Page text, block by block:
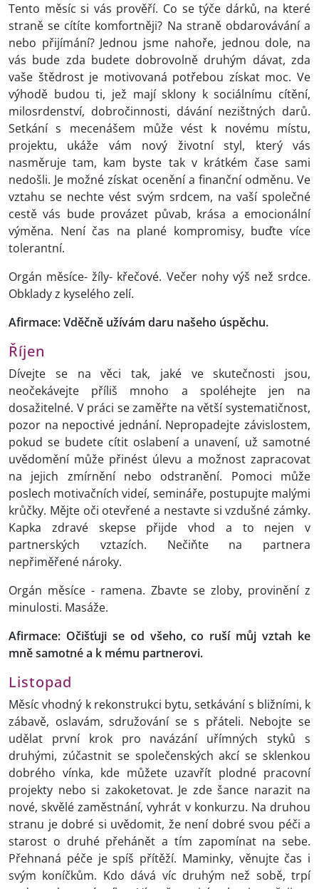
Tento měsíc si vás prověří. Co se týče dárků, na které
straně se cítíte komfortněji? Na straně obdarovávání a
nebo přijímání? Jednou jsme nahoře, jednou dole, na
vás bude zda budete dobrovolně druhým dávat, zda
vaše štědrost je motivovaná potřebou získat moc. Ve
výhodě budou ti, jež mají sklony k sociálnímu cítění,
milosrdenství, dobročinnosti, dávání nezištných darů.
Setkání s mecenášem může vést k novému místu,
projektu, ukáže vám nový životní styl, který vás
nasměruje tam, kam byste tak v krátkém čase sami
nedošli. Je možné získat ocenění a finanční odměnu. Ve
vztahu se nechte vést svým srdcem, na vaší společné
cestě vás bude provázet půvab, krása a emocionální
výměna. Není čas na plané kompromisy, buďte více
tolerantní.
Orgán měsíce- žíly- křečové. Večer nohy výš než srdce.
Obklady z kyselého zelí.
Afirmace: Vděčně užívám daru našeho úspěchu.
Říjen
Dívejte se na věci tak, jaké ve skutečnosti jsou,
neočekávejte příliš mnoho a spoléhejte jen na
dosažitelné. V práci se zaměřte na větší systematičnost,
pozor na nepoctivé jednání. Nepropadejte závislostem,
pokud se budete cítit oslabení a unavení, už samotné
uvědomění může přinést úlevu a možnost zapracovat
na jejich zmírnění nebo odstranění. Pomoci může
poslech motivačních videí, semináře, postupujte malými
krůčky. Mějte oči otevřené a nestavte si vzdušné zámky.
Kapka zdravé skepse přijde vhod a to nejen v
partnerských vztazích. Nečiňte na partnera
nepřiměřené nároky.
Orgán měsíce - ramena. Zbavte se zloby, provinění z
minulosti. Masáže.
Afirmace: Očišťuji se od všeho, co ruší můj vztah ke
mně samotné a k mému partnerovi.
Listopad
Měsíc vhodný k rekonstrukci bytu, setkávání s bližními, k
zábavě, oslavám, sdružování se s přáteli. Nebojte se
udělat první krok pro navázání uřímných styků s
druhými, zúčastnit se společenských akcí se sklenkou
dobrého vínka, kde můžete uzavřít plodné pracovní
projekty nebo si zakoketovat. Je zde šance narazit na
nové, skvělé zaměstnání, vyhrát v konkurzu. Na druhou
stranu je dobré si uvědomit, že není dobré svou péči a
starost o druhé přehánět a tím zapomínat na sebe.
Přehnaná péče je spíš přítěží. Maminky, věnujte čas i
svým koníčkům. Kdo dává víc druhým než sobě, trpí